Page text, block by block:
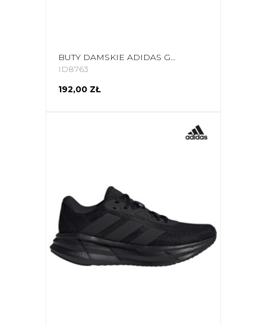
BUTY DAMSKIE ADIDAS GALAXY 7 RUNNING ID8763
ID8763
192,00 ZŁ